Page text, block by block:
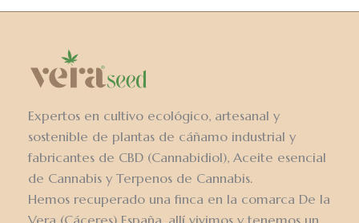
Expertos en cultivo ecológico, artesanal y
sostenible de plantas de cáñamo industrial y
fabricantes de CBD (Cannabidiol), Aceite esencial
de Cannabis y Terpenos de Cannabis.
Hemos recuperado una finca en la comarca De la